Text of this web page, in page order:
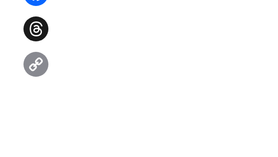
Facebook
Threads